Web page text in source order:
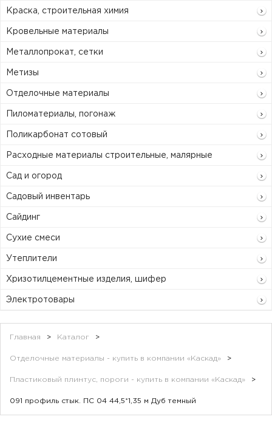
Краска, строительная химия
Кровельные материалы
Металлопрокат, сетки
Метизы
Отделочные материалы
Пиломатериалы, погонаж
Поликарбонат сотовый
Расходные материалы строительные, малярные
Сад и огород
Садовый инвентарь
Сайдинг
Сухие смеси
Утеплители
Хризотилцементные изделия, шифер
Электротовары
Главная > Каталог >
Отделочные материалы - купить в компании «Каскад» >
Пластиковый плинтус, пороги - купить в компании «Каскад» >
091 профиль стык. ПС 04 44,5*1,35 м Дуб темный